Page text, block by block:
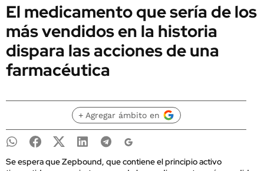
El medicamento que sería de los
más vendidos en la historia
dispara las acciones de una
farmacéutica
+ Agregar ámbito en
Se espera que Zepbound, que contiene el principio activo